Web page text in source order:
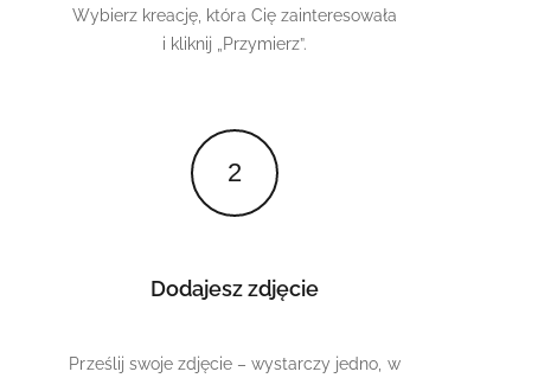
Wybierz kreację, która Cię zainteresowała
i kliknij „Przymierz”.
2
Dodajesz zdjęcie
Prześlij swoje zdjęcie – wystarczy jedno, w